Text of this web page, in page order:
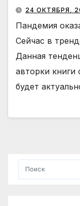
24 ОКТЯБРЯ,
Пандемия
Сейчас в
Данная
авторки
будет